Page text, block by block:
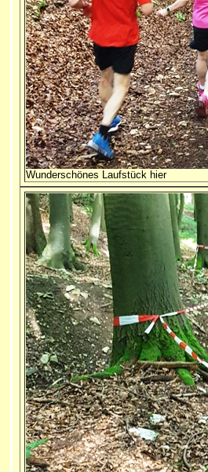
Wunderschönes Laufstück hier